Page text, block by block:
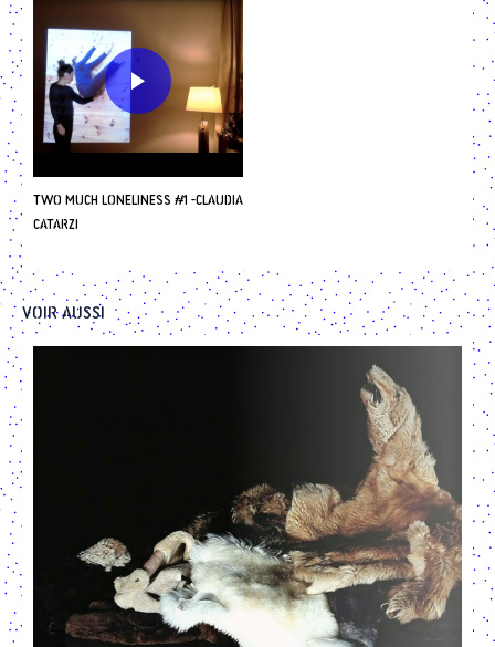
Two much loneliness #1 -Claudia
Catarzi
Voir Aussi